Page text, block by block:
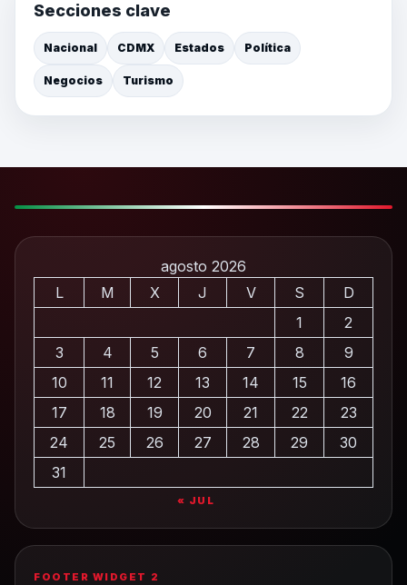
Secciones clave
Nacional CDMX Estados Política
Negocios Turismo
agosto 2026
L
M X J V S
D
1
2
3
4 5 6 7 8
9
10
11 12 13 14 15
16
17
18 19 20 21 22
23
24
25 26 27 28 29
30
31
« JUL
FOOTER WIDGET 2